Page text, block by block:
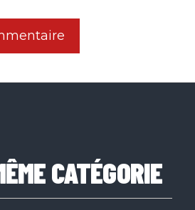
CATÉGORIE